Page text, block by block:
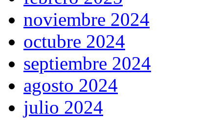
noviembre 2024
octubre 2024
septiembre 2024
agosto 2024
julio 2024